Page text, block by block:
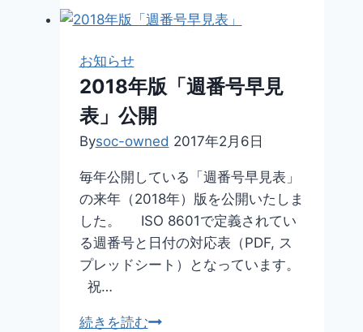
素
サ
イ
ト
free-
ス
タ
ー
ト
お知らせ
2018年版「週番号早見
表」公開
Bysoc-owned 2017年2月6日
毎年公開している「週番号早見表」
の来年（2018年）版を公開いたしま
した。 ISO 8601で定義されてい
る週番号と日付の対応表（PDF, ス
プレッドシート）となっています。
祝…
続きを読む2018